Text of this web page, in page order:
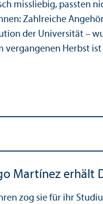
missliebig, passten
Zahlreiche
der Universität –
vergangenen Herbst
Martínez erhält
zog sie für ihr